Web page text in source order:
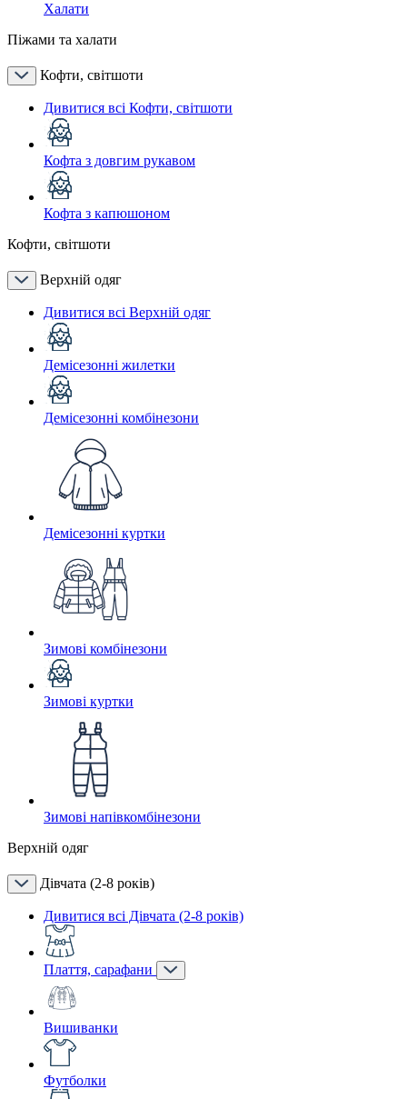
Халати
Піжами та халати
Кофти, світшоти
Дивитися всі Кофти, світшоти
Кофта з довгим рукавом
Кофта з капюшоном
Кофти, світшоти
Верхній одяг
Дивитися всі Верхній одяг
Демісезонні жилетки
Демісезонні комбінезони
Демісезонні куртки
Зимові комбінезони
Зимові куртки
Зимові напівкомбінезони
Верхній одяг
Дівчата (2-8 років)
Дивитися всі Дівчата (2-8 років)
Плаття, сарафани
Вишиванки
Футболки